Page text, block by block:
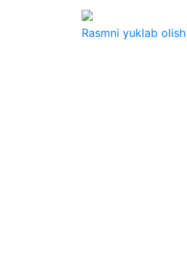
Rasmni yuklab olish